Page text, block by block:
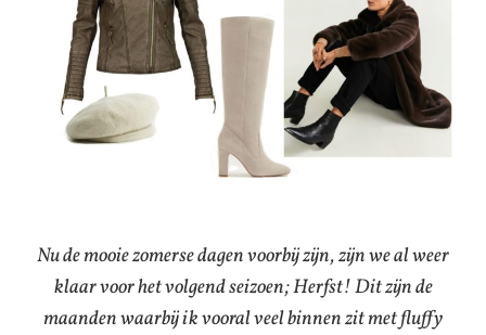
Nu de mooie zomerse dagen voorbij zijn, zijn we al weer
klaar voor het volgend seizoen; Herfst! Dit zijn de
maanden waarbij ik vooral veel binnen zit met fluffy